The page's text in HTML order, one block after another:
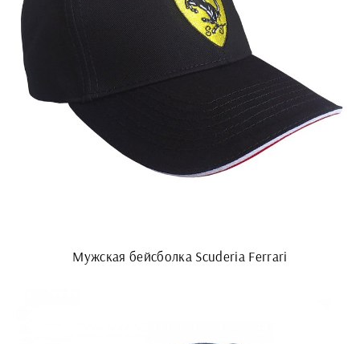
Мужская бейсболка Scuderia Ferrari